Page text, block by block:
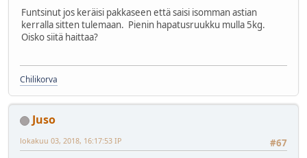
Funtsinut jos keräisi pakkaseen että saisi isomman astian
kerralla sitten tulemaan. Pienin hapatusruukku mulla 5kg.
Oisko siitä haittaa?
Chilikorva
Juso
#67
lokakuu 03, 2018, 16:17:53 IP